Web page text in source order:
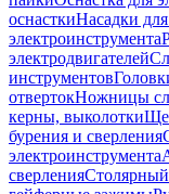
оснасткиНасадки
электроинструмента
электродвигателей
инструментов
отвертокНожницы
керны, выколотки
бурения и сверления
электроинструмента
сверления